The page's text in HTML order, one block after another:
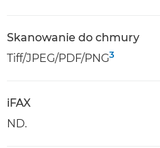
Skanowanie do chmury
Tiff/JPEG/PDF/PNG3
iFAX
ND.